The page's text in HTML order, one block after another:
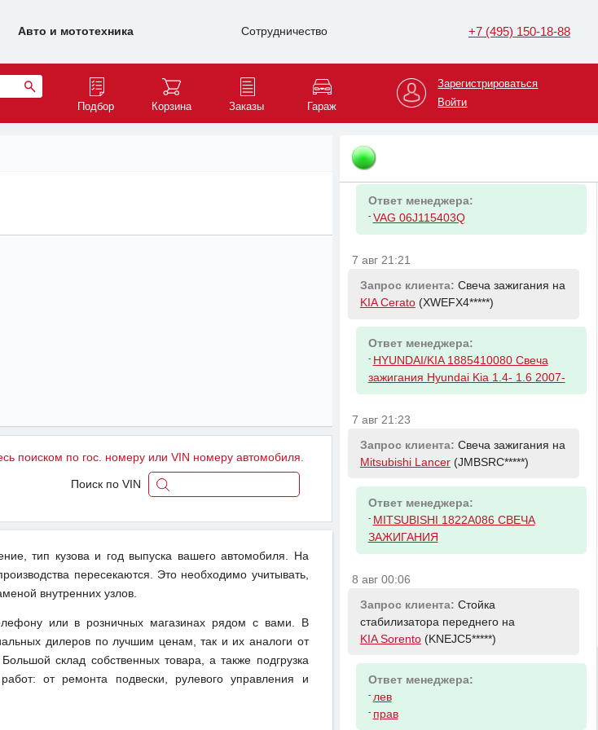
Авто и мототехника Сотрудничество +7 (495) 150-18-88
Подбор Корзина Заказы Гараж
Зарегистрироваться
Войти
поиском по гос. номеру или VIN номеру автомобиля.
Поиск по VIN
тип кузова и год выпуска вашего автомобиля. На
пересекаются. Это необходимо учитывать,
внутренних узлов.
или в розничных магазинах рядом с вами. В
дилеров по лучшим ценам, так и их аналоги от
склад собственных товара, а также подгрузка
от ремонта подвески, рулевого управления и
RENAULT 543026656R Амортизатор
16V K4M. 1.5dCi K9K
наSkoda Octavia
Ответ менеджера:
- VAG 06J115403Q
7 авг 21:21
Запрос клиента: Свеча зажигания на
KIA Cerato(XWEFX4*****)
Ответ менеджера:
- HYUNDAI/KIA 1885410080 Свеча
зажигания Hyundai Kia 1.4- 1.6 2007-
7 авг 21:23
Запрос клиента: Свеча зажигания на
Mitsubishi Lancer(JMBSRC*****)
Ответ менеджера:
- MITSUBISHI 1822A086 СВЕЧА
ЗАЖИГАНИЯ
8 авг 00:06
Запрос клиента: Стойка
стабилизатора переднего на
KIA Sorento(KNEJC5*****)
Ответ менеджера:
- лев
- прав